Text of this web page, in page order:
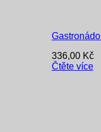
336,00 Kč
Čtěte více